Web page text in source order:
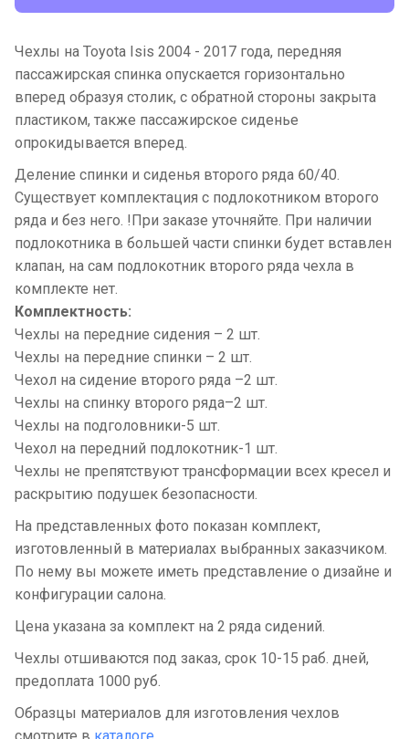
Чехлы на Toyota Isis 2004 - 2017 года, передняя
пассажирская спинка опускается горизонтально
вперед образуя столик, с обратной стороны закрыта
пластиком, также пассажирское сиденье
опрокидывается вперед.
Деление спинки и сиденья второго ряда 60/40.
Существует комплектация с подлокотником второго
ряда и без него. !При заказе уточняйте. При наличии
подлокотника в большей части спинки будет вставлен
клапан, на сам подлокотник второго ряда чехла в
комплекте нет.
Комплектность:
Чехлы на передние сидения – 2 шт.
Чехлы на передние спинки – 2 шт.
Чехол на сидение второго ряда –2 шт.
Чехлы на спинку второго ряда–2 шт.
Чехлы на подголовники-5 шт.
Чехол на передний подлокотник-1 шт.
Чехлы не препятствуют трансформации всех кресел и
раскрытию подушек безопасности.
На представленных фото показан комплект,
изготовленный в материалах выбранных заказчиком.
По нему вы можете иметь представление о дизайне и
конфигурации салона.
Цена указана за комплект на 2 ряда сидений.
Чехлы отшиваются под заказ, срок 10-15 раб. дней,
предоплата 1000 руб.
Образцы материалов для изготовления чехлов